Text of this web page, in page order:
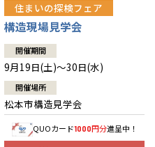
住まいの探検フェア
構造現場見学会
開催期間
9月19日(土)～30日(水)
開催場所
松本市構造見学会
QUOカード1000円分進呈中！